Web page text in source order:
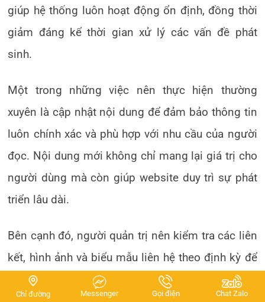
giúp hệ thống luôn hoạt động ổn định, đồng thời
giảm đáng kể thời gian xử lý các vấn đề phát
sinh.
Một trong những việc nên thực hiện thường
xuyên là cập nhật nội dung để đảm bảo thông tin
luôn chính xác và phù hợp với nhu cầu của người
đọc. Nội dung mới không chỉ mang lại giá trị cho
người dùng mà còn giúp website duy trì sự phát
triển lâu dài.
Bên cạnh đó, người quản trị nên kiểm tra các liên
kết, hình ảnh và biểu mẫu liên hệ theo định kỳ để
phát hiện những lỗi có thể ảnh hưởng đến trải
Chỉ đường Messenger Gọi điện Chat Zalo